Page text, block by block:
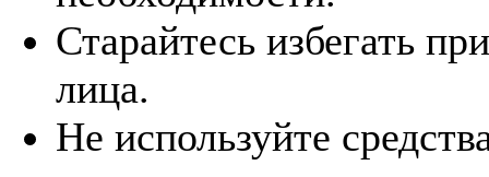
Старайтесь избегать
лица.
Не используйте